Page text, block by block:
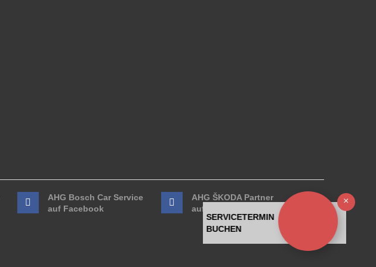
SERVICETERMIN
BUCHEN
AHG Bosch Car Service
auf Facebook
AHG ŠKODA Partner
auf Facebook